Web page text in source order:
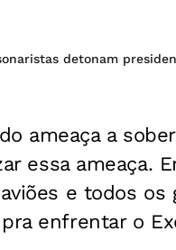
detonam
ameaça a
essa ameaça.
e todos os
enfrentar o